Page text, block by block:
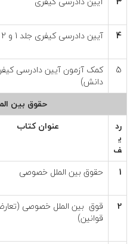
ی
ک
ا
ی
ل
ا
م
4
آیین دادرسی کیفری جلد 1 و 2
5
کمک آزمون آیین دادرسی
دانش)
حقوق بین
رد
ي
ف
عنوان كتاب
1 حقوق بین الملل خصوصی
2
قوق بین الملل خصوصی
قوانین)